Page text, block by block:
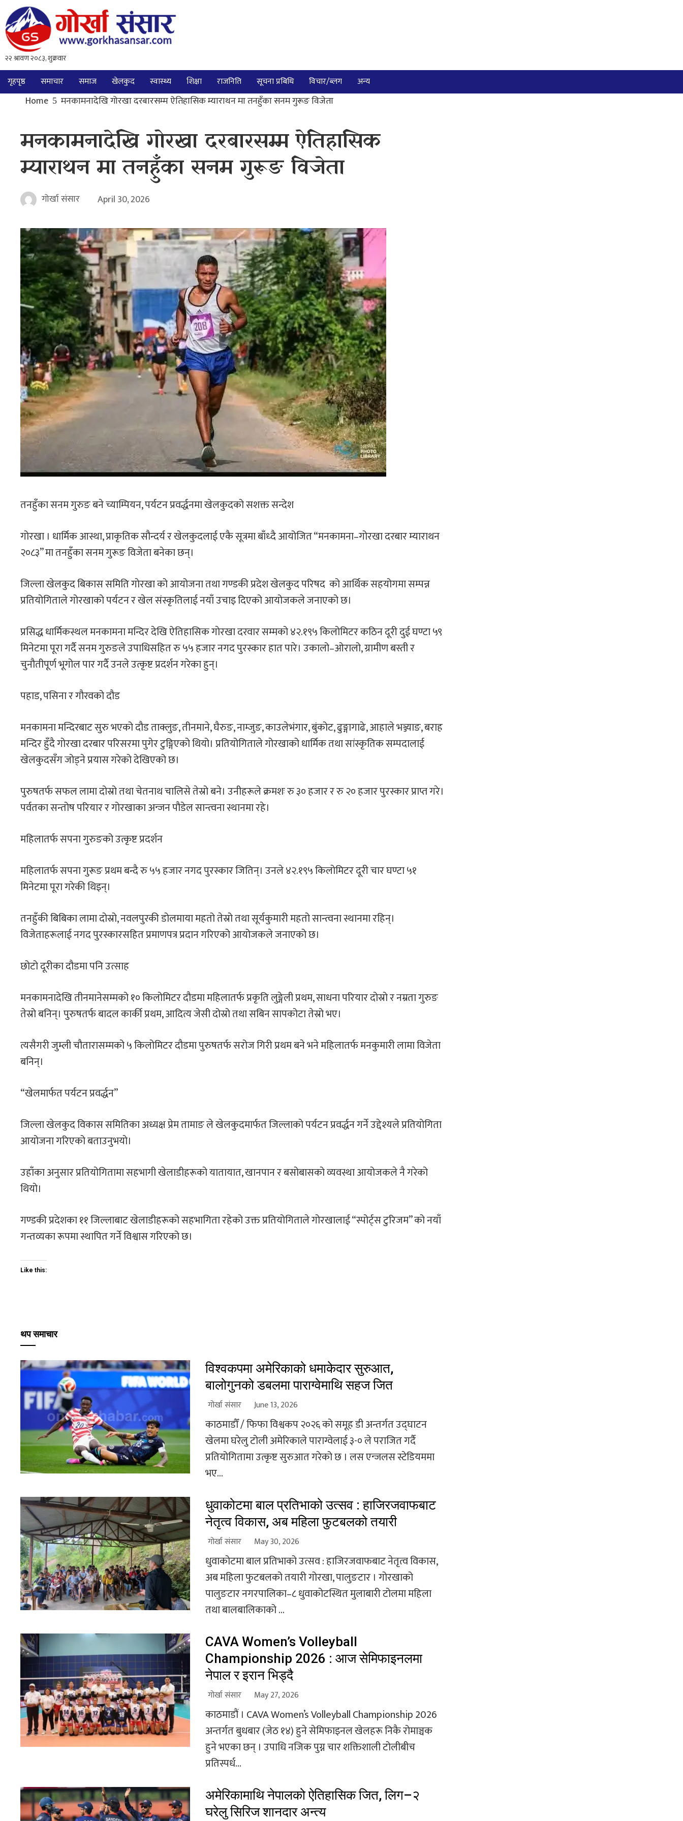
गृहपृष्ठ समाचार समाज खेलकुद स्वास्थ्य शिक्षा राजनिति सूचना प्रबिधि विचार/ब्लग अन्य
Home मनकामनादेखि गोरखा दरबारसम्म ऐतिहासिक म्याराथन मा तनहुँका सनम गुरूङ विजेता
मनकामनादेखि गोरखा दरबारसम्म ऐतिहासिक
म्याराथन मा तनहुँका सनम गुरूङ विजेता
गोर्खा संसार April 30, 2026
तनहुँका सनम गुरुङ बने च्याम्पियन, पर्यटन प्रवर्द्धनमा खेलकुदको सशक्त सन्देश
गोरखा । धार्मिक आस्था, प्राकृतिक सौन्दर्य र खेलकुदलाई एकै सूत्रमा बाँध्दै आयोजित “मनकामना–गोरखा दरबार म्याराथन
२०८३” मा तनहुँका सनम गुरूङ विजेता बनेका छन्।
जिल्ला खेलकुद बिकास समिति गाेरखा को आयोजना तथा गण्डकी प्रदेश खेलकुद परिषद को आर्थिक सहयोगमा सम्पन्न
प्रतियोगिताले गोरखाको पर्यटन र खेल संस्कृतिलाई नयाँ उचाइ दिएको आयोजकले जनाएको छ।
प्रसिद्ध धार्मिकस्थल मनकामना मन्दिर देखि ऐतिहासिक गाेरखा दरवार सम्मको ४२.१९५ किलोमिटर कठिन दूरी दुई घण्टा ५९
मिनेटमा पूरा गर्दै सनम गुरुङले उपाधिसहित रु ५५ हजार नगद पुरस्कार हात पारे। उकालो–ओरालो, ग्रामीण बस्ती र
चुनौतीपूर्ण भूगोल पार गर्दै उनले उत्कृष्ट प्रदर्शन गरेका हुन्।
पहाड, पसिना र गौरवको दौड
मनकामना मन्दिरबाट सुरु भएको दौड ताक्लुङ, तीनमाने, घैरुङ, नाम्जुङ, काउलेभंगार, बुंकोट, ढुङ्गागाढे, आहाले भञ्ज्याङ, बराह
मन्दिर हुँदै गोरखा दरबार परिसरमा पुगेर टुङ्गिएको थियो। प्रतियोगिताले गोरखाको धार्मिक तथा सांस्कृतिक सम्पदालाई
खेलकुदसँग जोड्ने प्रयास गरेको देखिएको छ।
पुरुषतर्फ सफल लामा दोस्रो तथा चेतनाथ चालिसे तेस्रो बने। उनीहरूले क्रमशः रु ३० हजार र रु २० हजार पुरस्कार प्राप्त गरे।
पर्वतका सन्तोष परियार र गोरखाका अन्जन पौडेल सान्त्वना स्थानमा रहे।
महिलातर्फ सपना गुरुङको उत्कृष्ट प्रदर्शन
महिलातर्फ सपना गुरूङ प्रथम बन्दै रु ५५ हजार नगद पुरस्कार जितिन्। उनले ४२.१९५ किलोमिटर दूरी चार घण्टा ५१
मिनेटमा पूरा गरेकी थिइन्।
तनहुँकी बिबिका लामा दोस्रो, नवलपुरकी डोलमाया महतो तेस्रो तथा सूर्यकुमारी महतो सान्त्वना स्थानमा रहिन्।
विजेताहरूलाई नगद पुरस्कारसहित प्रमाणपत्र प्रदान गरिएको आयोजकले जनाएको छ।
छोटो दूरीका दौडमा पनि उत्साह
मनकामनादेखि तीनमानेसम्मको १० किलोमिटर दौडमा महिलातर्फ प्रकृति लुङ्गेली प्रथम, साधना परियार दोस्रो र नम्रता गुरुङ
तेस्रो बनिन्। पुरुषतर्फ बादल कार्की प्रथम, आदित्य जेसी दोस्रो तथा सबिन सापकोटा तेस्रो भए।
त्यसैगरी जुम्ली चौतारासम्मको ५ किलोमिटर दौडमा पुरुषतर्फ सरोज गिरी प्रथम बने भने महिलातर्फ मनकुमारी लामा विजेता
बनिन्।
“खेलमार्फत पर्यटन प्रवर्द्धन”
जिल्ला खेलकुद विकास समितिका अध्यक्ष प्रेम तामाङ ले खेलकुदमार्फत जिल्लाको पर्यटन प्रवर्द्धन गर्ने उद्देश्यले प्रतियोगिता
आयोजना गरिएको बताउनुभयो।
उहाँका अनुसार प्रतियोगितामा सहभागी खेलाडीहरूको यातायात, खानपान र बसोबासको व्यवस्था आयोजकले नै गरेको
थियो।
गण्डकी प्रदेशका ११ जिल्लाबाट खेलाडीहरूको सहभागिता रहेको उक्त प्रतियोगिताले गोरखालाई “स्पोर्ट्स टुरिजम” को नयाँ
गन्तव्यका रूपमा स्थापित गर्ने विश्वास गरिएको छ।
Like this:
थप समाचार
विश्वकपमा अमेरिकाको धमाकेदार सुरुआत,
बालोगुनको डबलमा पाराग्वेमाथि सहज जित
गोर्खा संसार June 13, 2026
काठमाडौँ / फिफा विश्वकप २०२६ को समूह डी अन्तर्गत उद्घाटन
खेलमा घरेलु टोली अमेरिकाले पाराग्वेलाई ३-० ले पराजित गर्दै
प्रतियोगितामा उत्कृष्ट सुरुआत गरेको छ । लस एन्जलस स्टेडियममा
भए...
धुवाकोटमा बाल प्रतिभाको उत्सव : हाजिरजवाफबाट
नेतृत्व विकास, अब महिला फुटबलको तयारी
गोर्खा संसार May 30, 2026
धुवाकोटमा बाल प्रतिभाको उत्सव : हाजिरजवाफबाट नेतृत्व विकास,
अब महिला फुटबलको तयारी गोरखा, पालुङटार । गोरखाको
पालुङटार नगरपालिका–८ धुवाकोटस्थित मुलाबारी टोलमा महिला
तथा बालबालिकाको ...
CAVA Women’s Volleyball
Championship 2026 : आज सेमिफाइनलमा
नेपाल र इरान भिड्दै
गोर्खा संसार May 27, 2026
काठमाडौं । CAVA Women’s Volleyball Championship 2026
अन्तर्गत बुधबार (जेठ १४) हुने सेमिफाइनल खेलहरू निकै रोमाञ्चक
हुने भएका छन् । उपाधि नजिक पुग्न चार शक्तिशाली टोलीबीच
प्रतिस्पर्ध...
अमेरिकामाथि नेपालको ऐतिहासिक जित, लिग–२
घरेलु सिरिज शानदार अन्त्य